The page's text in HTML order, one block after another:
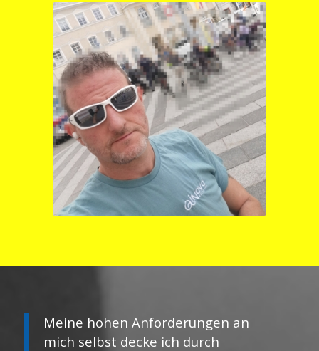
Meine hohen Anforderungen an
mich selbst decke ich durch